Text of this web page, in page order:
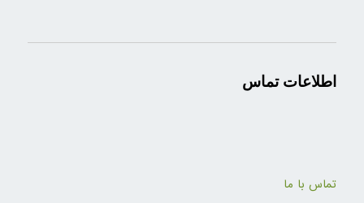
اطلاعات تماس
تماس با ما